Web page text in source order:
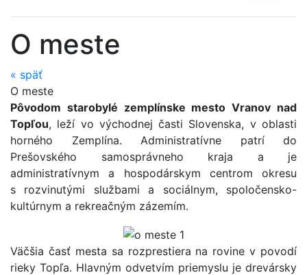
O meste
« späť
O meste
Pôvodom starobylé zemplínske mesto Vranov nad
Topľou, leží vo východnej časti Slovenska, v oblasti
horného Zemplína. Administratívne patrí do
Prešovského samosprávneho kraja a je
administratívnym a hospodárskym centrom okresu
s rozvinutými službami a sociálnym, spoločensko-
kultúrnym a rekreačným zázemím.
Väčšia časť mesta sa rozprestiera na rovine v povodí
rieky Topľa. Hlavným odvetvím priemyslu je drevársky